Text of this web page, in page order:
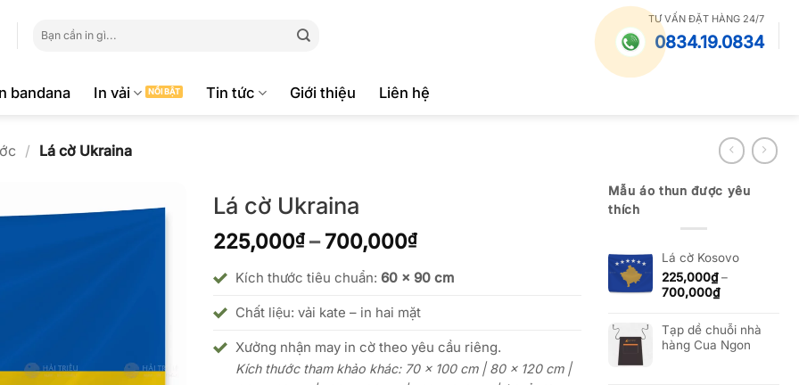
kiếm:
TƯ VẤN ĐẶT HÀNG 24/7
0834.19.0834
bandana In vải Tin tức Giới thiệu Liên hệ
/ Lá cờ Ukraina
Lá cờ Ukraina
225,000₫ – 700,000₫Khoảng
từ
đến
700,000₫
Kích thước tiêu chuẩn: 60 x 90 cm
Chất liệu: vải kate – in hai mặt
Xưởng nhận may in cờ theo yêu cầu riêng.
Kích thước tham khảo khác: 70 x 100 cm | 80 x 120 cm |
Mẫu áo thun được yêu
thích
Lá cờ Kosovo
225,000₫ –
700,000₫Khoảng
từ
225,000₫
đến
Tạp dề chuỗi nhà
hàng Cua Ngon